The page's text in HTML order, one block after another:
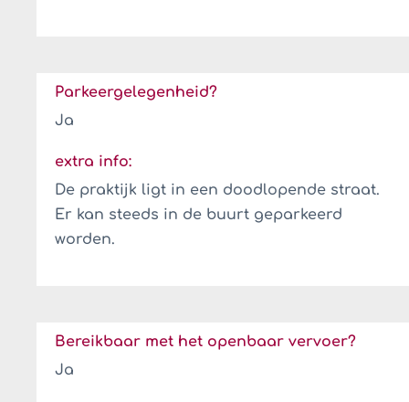
Parkeergelegenheid?
Ja
extra info:
De praktijk ligt in een doodlopende straat.
Er kan steeds in de buurt geparkeerd
worden.
Bereikbaar met het openbaar vervoer?
Ja